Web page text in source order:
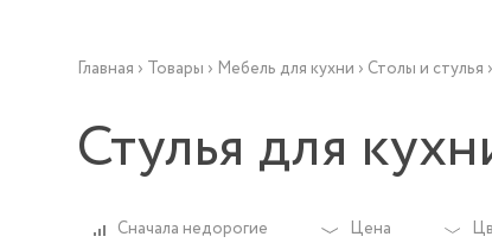
Главная › Товары › Мебель для кухни › Столы и стулья
Стулья для
Сначала недорогие Цена